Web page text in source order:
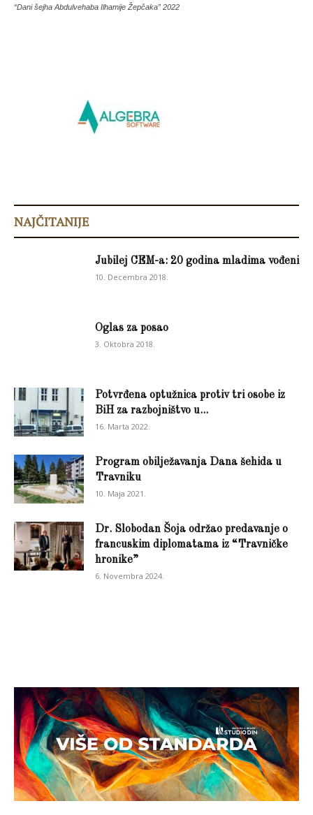
“Dani šejha Abdulvehaba Ilhamije Žepčaka” 2022
NAJČITANIJE
Jubilej CEM-a: 20 godina mladima vođeni
10. Decembra 2018.
Oglas za posao
3. Oktobra 2018.
Potvrđena optužnica protiv tri osobe iz
BiH za razbojništvo u...
16. Marta 2022.
Program obilježavanja Dana šehida u
Travniku
10. Maja 2021.
Dr. Slobodan Šoja održao predavanje o
francuskim diplomatama iz “Travničke
hronike”
6. Novembra 2024.